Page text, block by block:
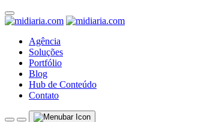
Agência
Soluções
Portfólio
Blog
Hub de Conteúdo
Contato